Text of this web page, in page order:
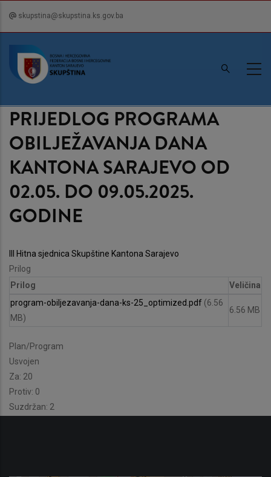
content
skupstina@skupstina.ks.gov.ba
PRIJEDLOG PROGRAMA
OBILJEŽAVANJA DANA
KANTONA SARAJEVO OD
02.05. DO 09.05.2025.
GODINE
III Hitna sjednica Skupštine Kantona Sarajevo
Prilog
Prilog
Veličina
program-obiljezavanja-dana-ks-25_optimized.pdf (6.56
MB)
6.56 MB
Plan/Program
Usvojen
Za: 20
Protiv: 0
Suzdržan: 2